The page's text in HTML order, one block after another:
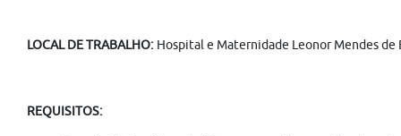
LOCAL DE TRABALHO: Hospital e Maternidade Leonor Mendes de
REQUISITOS: